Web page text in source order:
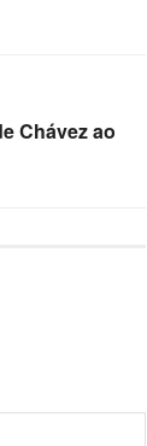
Chávez ao